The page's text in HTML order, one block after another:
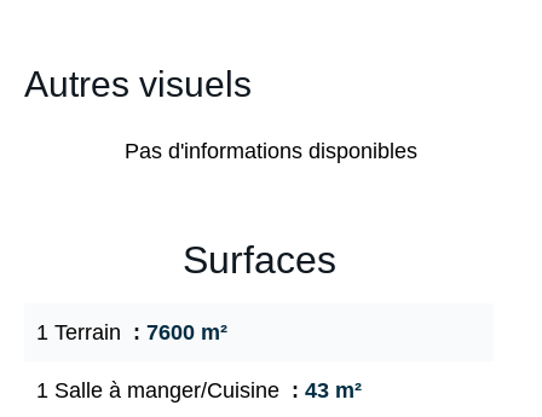
Autres visuels
Pas d'informations disponibles
Surfaces
1 Terrain 7600 m²
1 Salle à manger/Cuisine 43 m²